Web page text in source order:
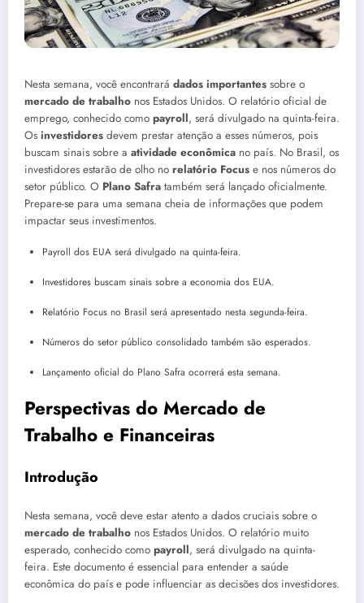
Nesta semana, você encontrará dados importantes sobre o
mercado de trabalho nos Estados Unidos. O relatório oficial de
emprego, conhecido como payroll, será divulgado na quinta-feira.
Os investidores devem prestar atenção a esses números, pois
buscam sinais sobre a atividade econômica no país. No Brasil, os
investidores estarão de olho no relatório Focus e nos números do
setor público. O Plano Safra também será lançado oficialmente.
Prepare-se para uma semana cheia de informações que podem
impactar seus investimentos.
Payroll dos EUA será divulgado na quinta-feira.
Investidores buscam sinais sobre a economia dos EUA.
Relatório Focus no Brasil será apresentado nesta segunda-feira.
Números do setor público consolidado também são esperados.
Lançamento oficial do Plano Safra ocorrerá esta semana.
Perspectivas do Mercado de
Trabalho e Financeiras
Introdução
Nesta semana, você deve estar atento a dados cruciais sobre o
mercado de trabalho nos Estados Unidos. O relatório muito
esperado, conhecido como payroll, será divulgado na quinta-
feira. Este documento é essencial para entender a saúde
econômica do país e pode influenciar as decisões dos investidores.